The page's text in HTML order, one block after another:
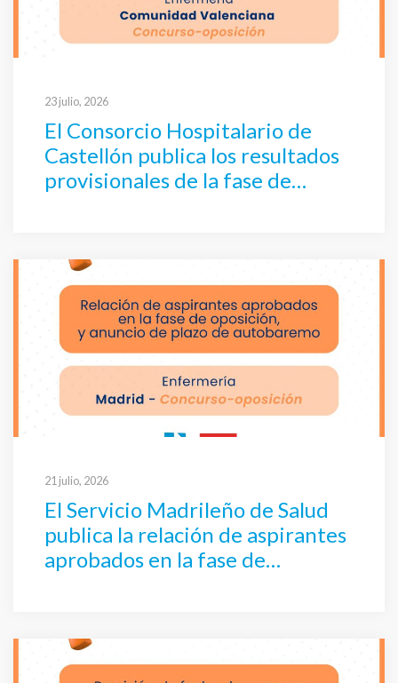
23 julio, 2026
El Consorcio Hospitalario de
Castellón publica los resultados
provisionales de la fase de
21 julio, 2026
El Servicio Madrileño de Salud
publica la relación de aspirantes
aprobados en la fase de